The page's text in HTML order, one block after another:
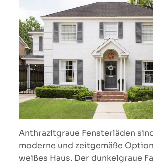
Anthrazitgraue Fensterläden
moderne und zeitgemäße
weißes Haus. Der dunkelgraue